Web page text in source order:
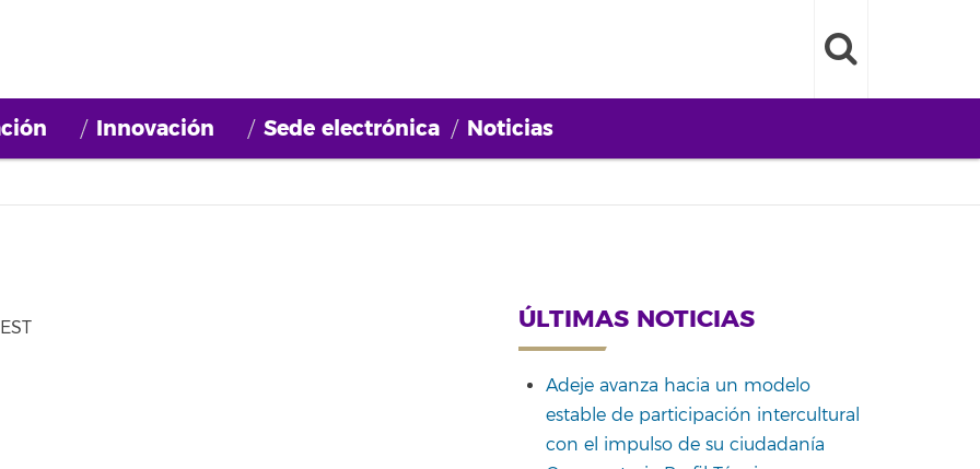
Innovación Sede electrónica Noticias
ÚLTIMAS NOTICIAS
Adeje avanza hacia un modelo
estable de participación intercultural
con el impulso de su ciudadanía